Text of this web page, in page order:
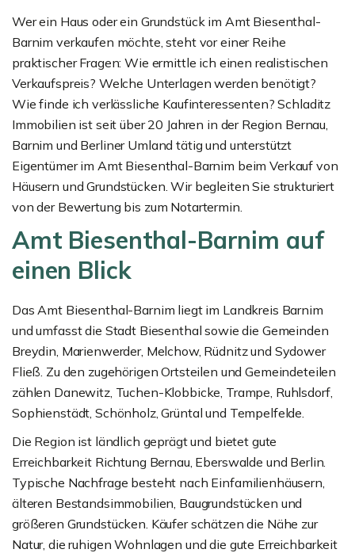
Wer ein Haus oder ein Grundstück im Amt Biesenthal-
Barnim verkaufen möchte, steht vor einer Reihe
praktischer Fragen: Wie ermittle ich einen realistischen
Verkaufspreis? Welche Unterlagen werden benötigt?
Wie finde ich verlässliche Kaufinteressenten? Schladitz
Immobilien ist seit über 20 Jahren in der Region Bernau,
Barnim und Berliner Umland tätig und unterstützt
Eigentümer im Amt Biesenthal-Barnim beim Verkauf von
Häusern und Grundstücken. Wir begleiten Sie strukturiert
von der Bewertung bis zum Notartermin.
Amt Biesenthal-Barnim auf
einen Blick
Das Amt Biesenthal-Barnim liegt im Landkreis Barnim
und umfasst die Stadt Biesenthal sowie die Gemeinden
Breydin, Marienwerder, Melchow, Rüdnitz und Sydower
Fließ. Zu den zugehörigen Ortsteilen und Gemeindeteilen
zählen Danewitz, Tuchen-Klobbicke, Trampe, Ruhlsdorf,
Sophienstädt, Schönholz, Grüntal und Tempelfelde.
Die Region ist ländlich geprägt und bietet gute
Erreichbarkeit Richtung Bernau, Eberswalde und Berlin.
Typische Nachfrage besteht nach Einfamilienhäusern,
älteren Bestandsimmobilien, Baugrundstücken und
größeren Grundstücken. Käufer schätzen die Nähe zur
Natur, die ruhigen Wohnlagen und die gute Erreichbarkeit